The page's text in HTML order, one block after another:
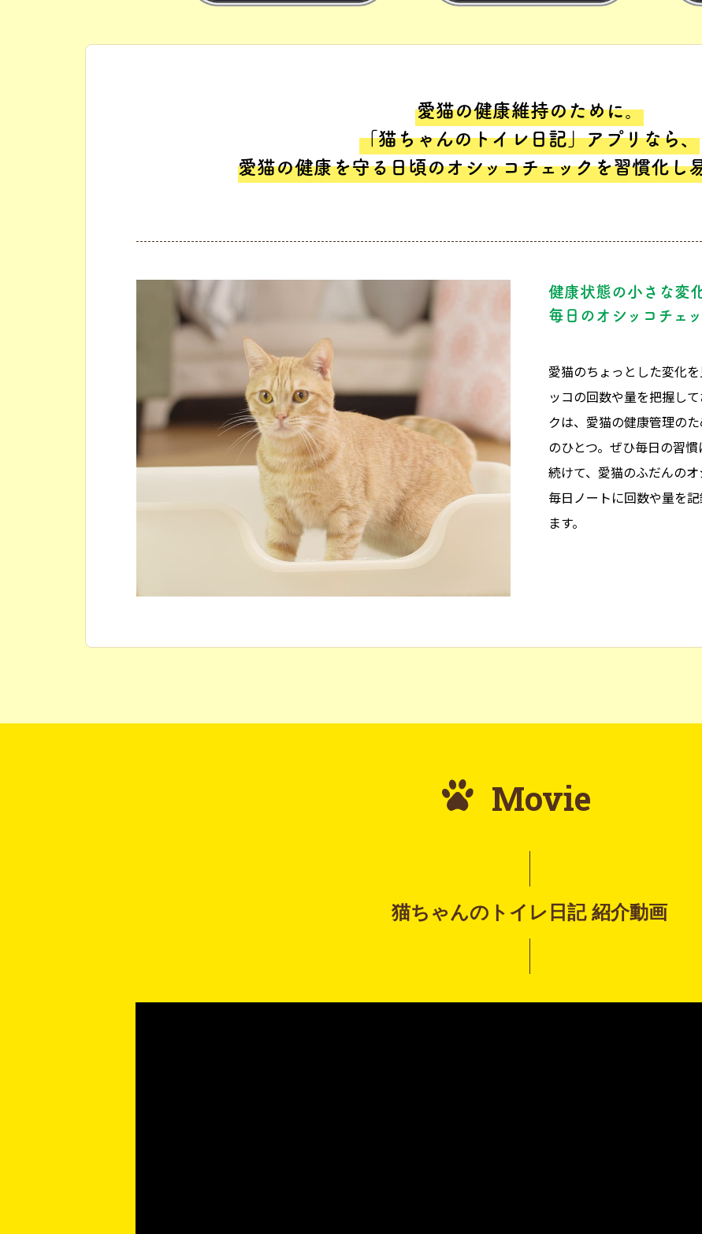
愛猫の健康維持のために。
「猫ちゃんのトイレ日記」アプリなら、
愛猫の健康を守る日頃のオシッコチェックを習慣化し
健康状態の小さな変
毎日のオシッコチェ
愛猫のちょっとした変化
ッコの回数や量を把握し
クは、愛猫の健康管理の
のひとつ。ぜひ毎日の習
続けて、愛猫のふだんの
毎日ノートに回数や量を
ます。
Movie
猫ちゃんのトイレ日記 紹介動画